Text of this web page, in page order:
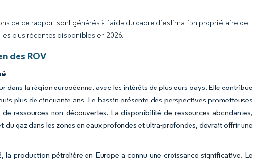
de ce rapport sont générés à l’aide du cadre d’estimation propriétaire de
plus récentes disponibles en 2026.
des ROV
dans la région européenne, avec les intérêts de plusieurs pays. Elle contribue
plus de cinquante ans. Le bassin présente des perspectives prometteuses
ressources non découvertes. La disponibilité de ressources abondantes,
gaz dans les zones en eaux profondes et ultra-profondes, devrait offrir une
la production pétrolière en Europe a connu une croissance significative. Le